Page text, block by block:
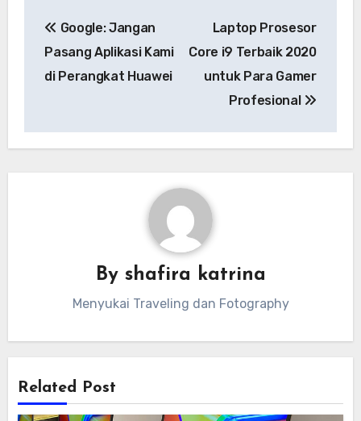
pos
Google: Jangan
Pasang Aplikasi Kami
di Perangkat Huawei
Laptop Prosesor
Core i9 Terbaik 2020
untuk Para Gamer
Profesional
By shafira katrina
Menyukai Traveling dan Fotography
Related Post